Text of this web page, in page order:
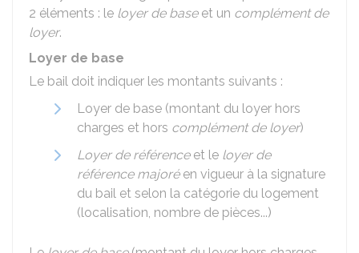
2 éléments : le loyer de baseet un complément de
loyer.
Loyer de base
Le bail doit indiquer les montants suivants :
Loyer de base (montant du loyer hors
charges et hors complément de loyer)
Loyer de référenceet le loyer de
référence majoréen vigueur à la signature
du bail et selon la catégorie du logement
(localisation, nombre de pièces...)